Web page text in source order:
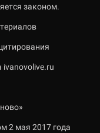
законом.
ivanovolive.ru
2 мая 2017 года